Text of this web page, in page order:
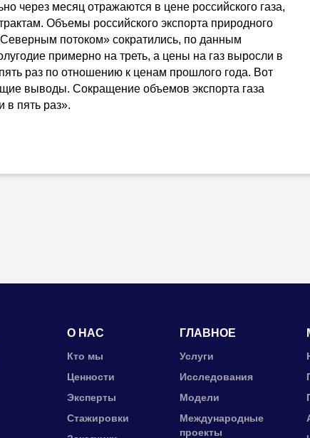
через месяц отражаются в цене российского газа,
Объемы российского экспорта природного
потоком» сократились, по данным
примерно на треть, а цены на газ выросли в
раз по отношению к ценам прошлого года. Вот
выводы. Сокращение объемов экспорта газа
в пять раз».
О НАС
Кто мы
Ценности
Эксперты
Стажировки
ГЛАВНОЕ
Услуги
Исследования
Модели
Международные
проекты